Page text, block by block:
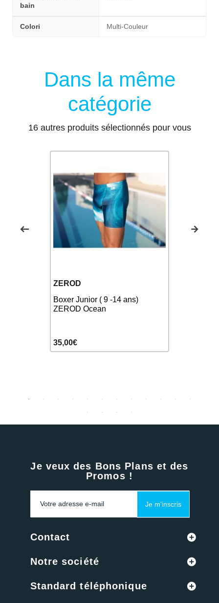
bain
Colori Multi-Couleur
Dans la même
catégorie
16 autres produits sélectionnés pour vous
ZEROD
Boxer Junior ( 9 -14 ans)
ZEROD Ocean
35,00€
Je veux des Bons Plans et des
Promos !
Je m'inscris
Contact
Notre société
Standard téléphonique